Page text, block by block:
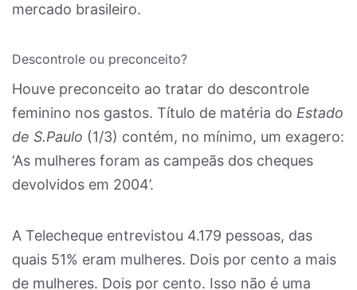
mercado brasileiro.
Descontrole ou preconceito?
Houve preconceito ao tratar do descontrole
feminino nos gastos. Título de matéria do Estado
de S.Paulo (1/3) contém, no mínimo, um exagero:
‘As mulheres foram as campeãs dos cheques
devolvidos em 2004’.
A Telecheque entrevistou 4.179 pessoas, das
quais 51% eram mulheres. Dois por cento a mais
de mulheres. Dois por cento. Isso não é uma